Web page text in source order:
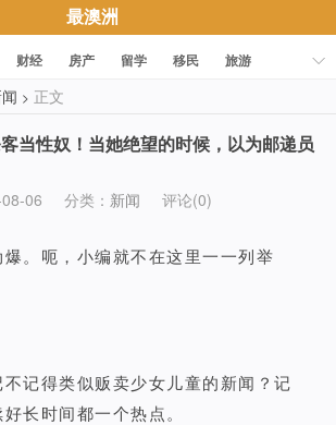
最澳洲
财经 房产 留学 移民
旅游
文化
> 正文
当性奴！当她绝望的时候，以为邮递员
06 分类： 新闻 评论(0)
。呃，小编就不在这里一一列举
记得类似贩卖少女儿童的新闻？ 记
长时间都一个热点。